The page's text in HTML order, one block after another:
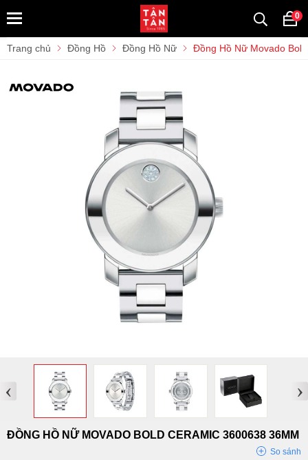
0
Trang chủ Đồng Hồ Đồng Hồ Nữ Đồng Hồ Nữ Movado
‹ ›
ĐỒNG HỒ NỮ MOVADO BOLD CERAMIC 3600638 36MM
So sánh